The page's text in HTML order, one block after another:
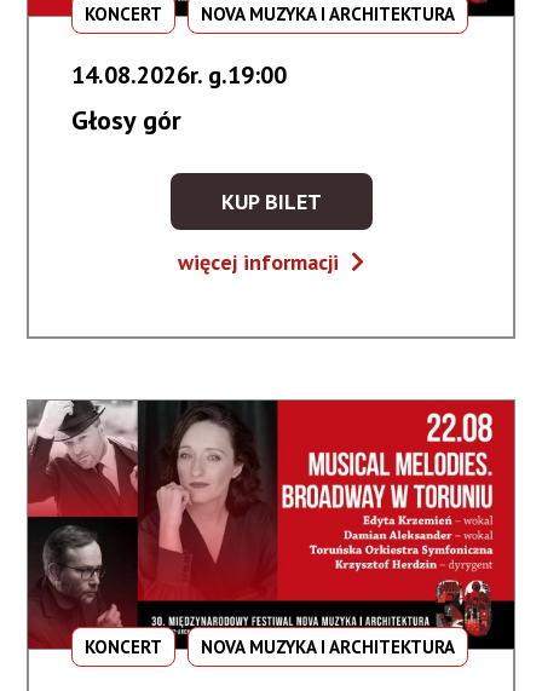
KONCERT NOVA MUZYKA I ARCHITEKTURA
14.08.2026r. g.19:00
Głosy gór
KUP BILET
KUP
NA
więcej informacji
Głosy
KONCERT NOVA MUZYKA I ARCHITEKTURA